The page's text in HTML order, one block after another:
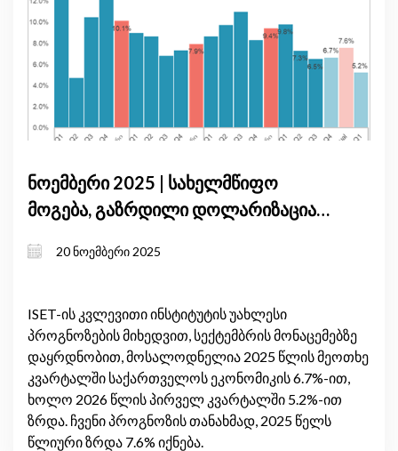
ნოემბერი 2025 | სახელმწიფო
მოგება, გაზრდილი დოლარიზაცია
განსაზღვრავს საქართველოს
20 ნოემბერი 2025
ISET-ის კვლევითი ინსტიტუტის უახლესი
პროგნოზების მიხედვით, სექტემბრის მონაცემებზე
დაყრდნობით, მოსალოდნელია 2025 წლის მეოთხე
კვარტალში საქართველოს ეკონომიკის 6.7%-ით,
ხოლო 2026 წლის პირველ კვარტალში 5.2%-ით
ზრდა. ჩვენი პროგნოზის თანახმად, 2025 წელს
წლიური ზრდა 7.6% იქნება.